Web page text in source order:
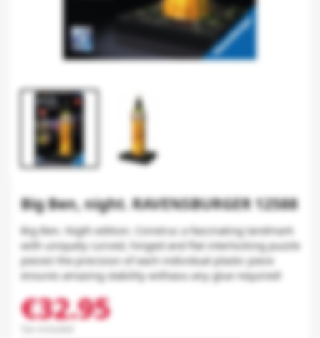
Big Ben, night. RAVENSBURGER 12588
Big Ben. Nigth edition. Construc a fascinating landmark
with uniquely curved, hinged and flat interlocking puzzle
pieces! the precision of each individual plastic piece
ensures amazing stability withaou any glue required!
€32.95